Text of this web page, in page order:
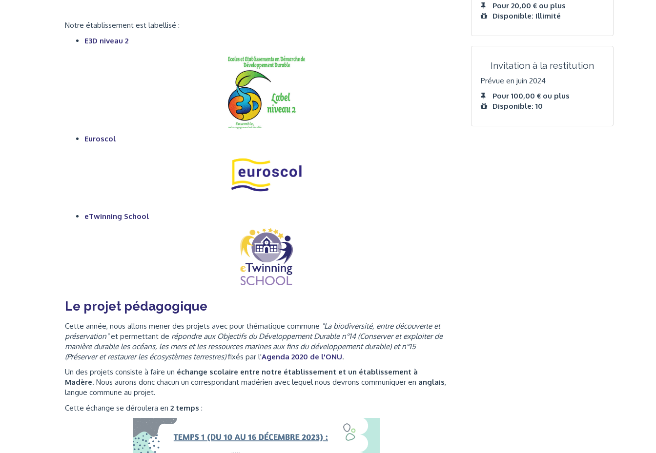
Notre établissement est labellisé :
E3D niveau 2
Euroscol
eTwinning School
Le projet pédagogique
Cette année, nous allons mener des projets avec pour thématique commune "La biodiversité, entre découverte et
préservation"et permettant de répondre aux Objectifs du Développement Durable n°14 (Conserver et exploiter de
manière durable les océans, les mers et les ressources marines aux fins du développement durable) et n°15
(Préserver et restaurer les écosystèmes terrestres)fixés par l'Agenda 2020 de l'ONU.
Un des projets consiste à faire un échange scolaire entre notre établissement et un établissement à
Madère. Nous aurons donc chacun un correspondant madérien avec lequel nous devrons communiquer en anglais,
langue commune au projet.
Cette échange se déroulera en 2 temps :
Pour 20,00 € ou plus
Disponible: Illimité
Invitation à la restitution
Prévue en juin 2024
Pour 100,00 € ou plus
Disponible: 10